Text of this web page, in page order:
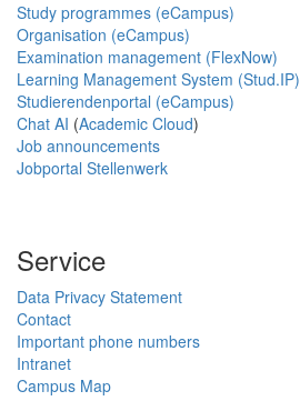
Study programmes (eCampus)
Organisation (eCampus)
Examination management (FlexNow)
Learning Management System (Stud.IP)
Studierendenportal (eCampus)
Chat AI (Academic Cloud)
Job announcements
Jobportal Stellenwerk
Service
Data Privacy Statement
Contact
Important phone numbers
Intranet
Campus Map